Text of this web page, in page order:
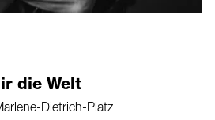
die Welt
Dietrich-Platz